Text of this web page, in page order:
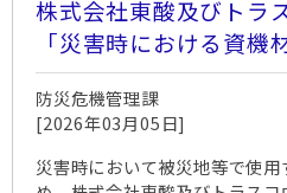
株式会社東酸及びトラ
「災害時における資機
協定」を締結しました
防災危機管理課
[2026年03月05日]
災害時において被災地等で使